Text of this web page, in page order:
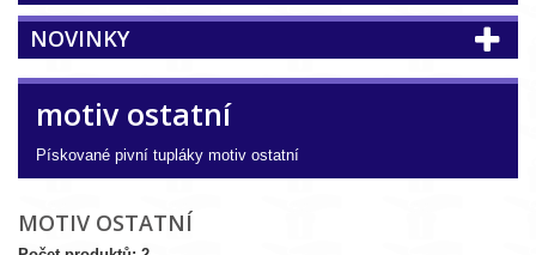
NOVINKY
motiv ostatní
Pískované pivní tupláky motiv ostatní
MOTIV OSTATNÍ